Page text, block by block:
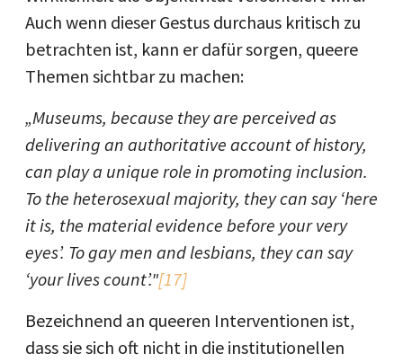
Auch wenn dieser Gestus durchaus kritisch zu
betrachten ist, kann er dafür sorgen, queere
Themen sichtbar zu machen:
„Museums, because they are perceived as
delivering an authoritative account of history,
can play a unique role in promoting inclusion.
To the heterosexual majority, they can say ‘here
it is, the material evidence before your very
eyes’. To gay men and lesbians, they can say
‘your lives count’."[17]
Bezeichnend an queeren Interventionen ist,
dass sie sich oft nicht in die institutionellen